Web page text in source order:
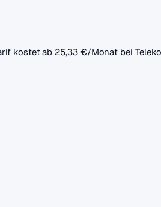
kostet ab 25,33 €/Monat bei